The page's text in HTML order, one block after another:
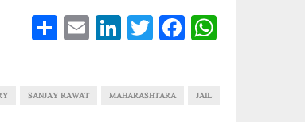
W
ha
A
Fa
ce
ok
T
wi
r
Li
nk
In
E
m
JAIL
MAHARASHTARA
SANJAY RAWAT